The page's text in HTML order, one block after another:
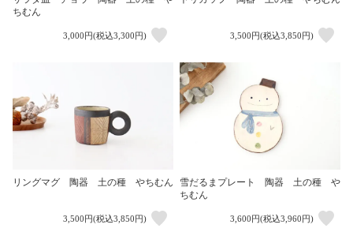
ちむん
3,000円(税込3,300円) 3,500円(税込3,850円)
リングマグ 陶器 土の種 やちむん
3,500円(税込3,850円)
雪だるまプレート 陶器 土の種 や
ちむん
3,600円(税込3,960円)